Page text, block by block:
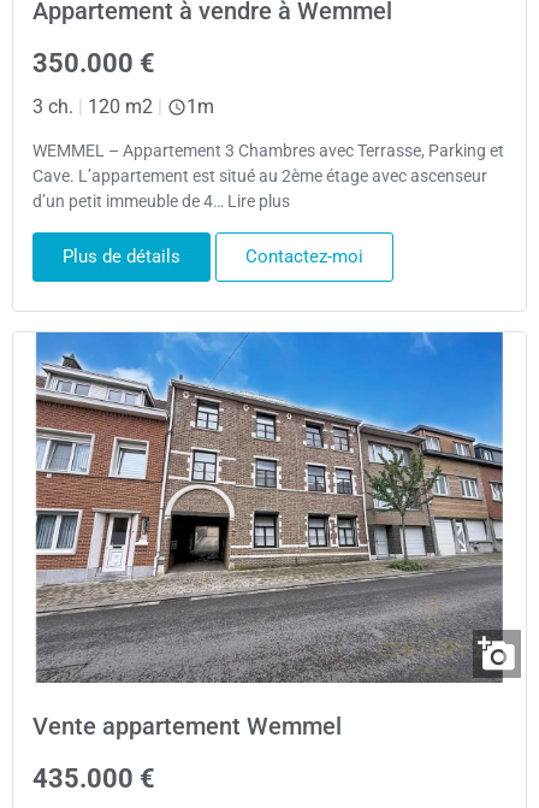
Appartement à vendre à Wemmel
350.000 €
3 ch. | 120 m2 | 1m
WEMMEL – Appartement 3 Chambres avec Terrasse, Parking et
Cave. L’appartement est situé au 2ème étage avec ascenseur
d’un petit immeuble de 4… Lire plus
Plus de détails Contactez-moi
Vente appartement Wemmel
435.000 €